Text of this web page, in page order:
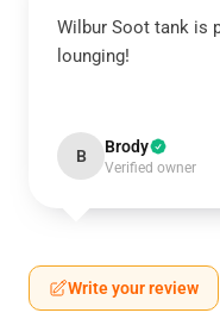
Wilbur Soot tank is
lounging!
B Brody
Verified owner
Write your review